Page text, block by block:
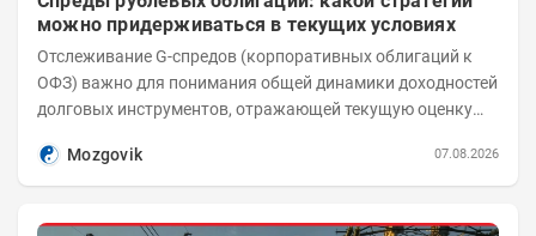
можно придерживаться в текущих условиях
Отслеживание G-спредов (корпоративных облигаций к
ОФЗ) важно для понимания общей динамики доходностей
долговых инструментов, отражающей текущую оценку
Mozgovik
07.08.2026